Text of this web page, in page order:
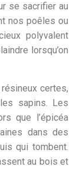
se sacrifier au
nos poêles ou
polyvalent
lorsqu’on
résineux certes,
sapins. Les
que l’épicéa
dans des
qui tombent.
au bois et